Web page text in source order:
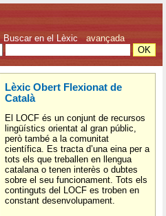
Buscar en el Lèxic avançada
Lèxic Obert Flexionat de
Català
El LOCF és un conjunt de recursos
lingüístics orientat al gran públic,
però també a la comunitat
científica. Es tracta d’una eina per a
tots els que treballen en llengua
catalana o tenen interès o dubtes
sobre el seu funcionament. Tots els
continguts del LOCF es troben en
constant desenvolupament.